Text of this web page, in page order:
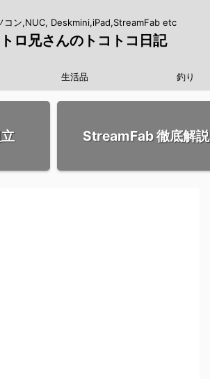
コン,NUC, Deskmini,iPad,StreamFab etc
トロ兄さんのトコトコ日記
生活品 釣り
StreamFab 徹底解説